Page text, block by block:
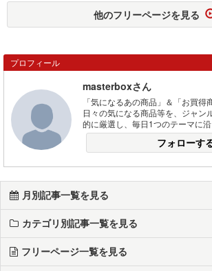
他のフリーページを見る
プロフィール
masterboxさん
「気になるあの商品」＆「お買
日々の気になる商品等を、ジャン
的に厳選し、毎日1つのテーマに
フォローす
月別記事一覧を見る
カテゴリ別記事一覧を見る
フリーページ一覧を見る